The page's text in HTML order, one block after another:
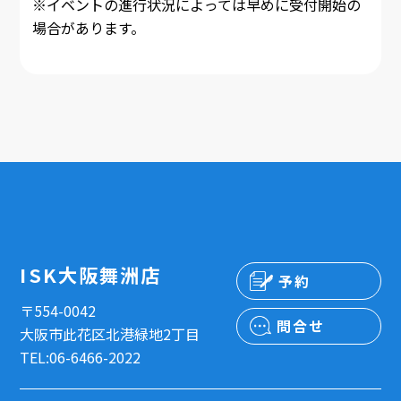
※イベントの進行状況によっては早めに受付開始の
場合があります。
ISK大阪舞洲店
〒554-0042
大阪市此花区北港緑地2丁目
TEL:06-6466-2022
予約
問合せ